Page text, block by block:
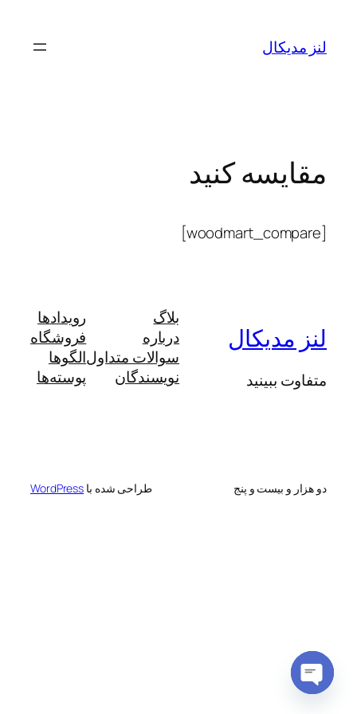
محتوالنز مدیکال
مقایسه کنید
[woodmart_compare]
لنز مدیکال
متفاوت ببینید
بلاگ
درباره
سوالات متداول
نویسندگان
رویدادها
فروشگاه
الگوها
پوسته‌ها
دو هزار و بیست و پنج طراحی شده با WordPress